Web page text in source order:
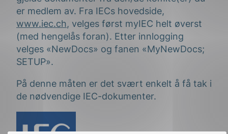
er medlem av. Fra IECs hovedside,
www.iec.ch, velges først myIEC helt øverst
(med hengelås foran). Etter innlogging
velges «NewDocs» og fanen «MyNewDocs;
SETUP».
På denne måten er det svært enkelt å få tak i
de nødvendige IEC-dokumenter.